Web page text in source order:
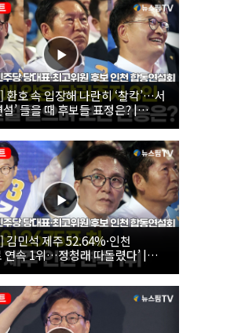
호 속 입장해 나란히 ‘찰칵’…서
설’ 들을 때 후보들 표정은? |
불어민주당 당대표·최고위원 후
연설회
민석 제주 52.64%·인천
속 1위…정청래 따돌렸다’ |
불어민주당 당대표·최고위원 후
연설회